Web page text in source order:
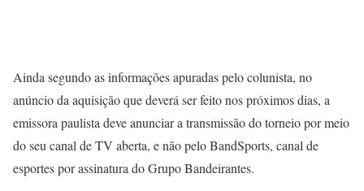
Ainda segundo as informações apuradas pelo colunista, no
anúncio da aquisição que deverá ser feito nos próximos dias, a
emissora paulista deve anunciar a transmissão do torneio por meio
do seu canal de TV aberta, e não pelo BandSports, canal de
esportes por assinatura do Grupo Bandeirantes.